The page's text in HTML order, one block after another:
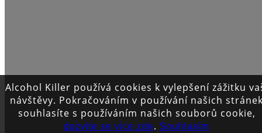
Alcohol Killer používá cookies k vylepšení zážitku
návštěvy. Pokračováním v používání našich
souhlasíte s používáním našich souborů cookie,
dozvíte se více zde. Souhlasím